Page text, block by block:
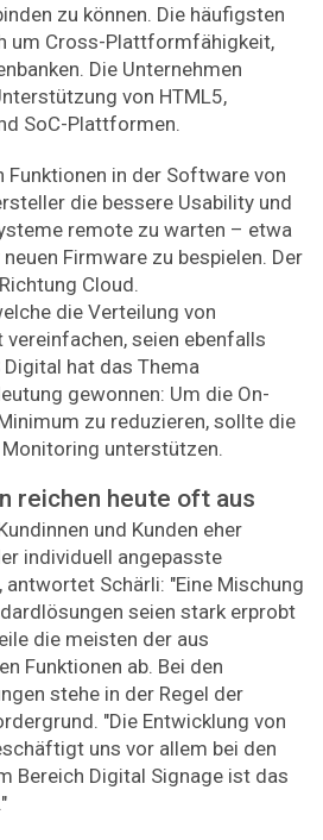
zu können. Die häufigsten
um Cross-Plattformfähigkeit,
Die Unternehmen
von HTML5,
SoC-Plattformen.
Funktionen in der Software von
die bessere Usability und
remote zu warten – etwa
Firmware zu bespielen. Der
Cloud.
die Verteilung von
seien ebenfalls
hat das Thema
gewonnen: Um die On-
zu reduzieren, sollte die
unterstützen.
reichen heute oft aus
und Kunden eher
individuell angepasste
Schärli: "Eine Mischung
seien stark erprobt
die meisten der aus
Funktionen ab. Bei den
stehe in der Regel der
"Die Entwicklung von
uns vor allem bei den
Bereich Digital Signage ist das